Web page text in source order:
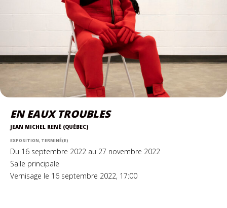
EN EAUX TROUBLES
JEAN MICHEL RENÉ (QUÉBEC)
EXPOSITION, TERMINÉ(E)
Du 16 septembre 2022 au 27 novembre 2022
Salle principale
Vernisage le 16 septembre 2022, 17:00